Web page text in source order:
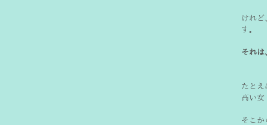
けれ
す。
それは
たとえ
高い女
そこか